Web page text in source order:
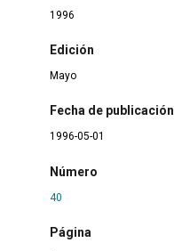
1996
Edición
Mayo
Fecha de publicación
1996-05-01
Número
40
Página